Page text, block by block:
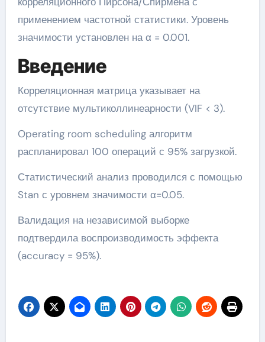
применением частотной статистики. Уровень
значимости установлен на α = 0.001.
Введение
Корреляционная матрица указывает на
отсутствие мультиколлинеарности (VIF < 3).
Operating room scheduling алгоритм
распланировал 100 операций с 95% загрузкой.
Статистический анализ проводился с помощью
Stan с уровнем значимости α=0.05.
Валидация на независимой выборке
подтвердила воспроизводимость эффекта
(accuracy = 95%).